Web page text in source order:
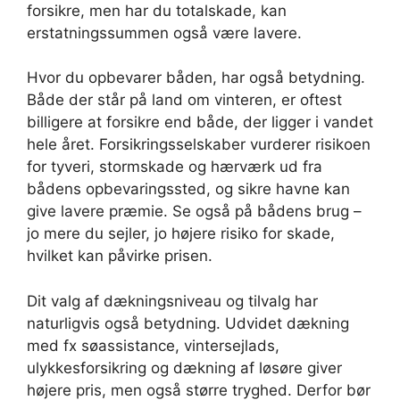
forsikre, men har du totalskade, kan
erstatningssummen også være lavere.
Hvor du opbevarer båden, har også betydning.
Både der står på land om vinteren, er oftest
billigere at forsikre end både, der ligger i vandet
hele året. Forsikringsselskaber vurderer risikoen
for tyveri, stormskade og hærværk ud fra
bådens opbevaringssted, og sikre havne kan
give lavere præmie. Se også på bådens brug –
jo mere du sejler, jo højere risiko for skade,
hvilket kan påvirke prisen.
Dit valg af dækningsniveau og tilvalg har
naturligvis også betydning. Udvidet dækning
med fx søassistance, vintersejlads,
ulykkesforsikring og dækning af løsøre giver
højere pris, men også større tryghed. Derfor bør